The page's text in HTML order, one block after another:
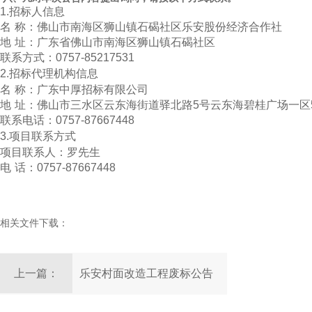
1.招标 人信息
名 称：佛山市南海区狮山镇石碣社区乐安股份经济合作社
地 址：广东省佛山市南海区狮山镇石碣社区
联系方式： 0757-85217531
2.招标代理机构信息
名 称：广东中厚招标有限公司
地 址：佛山市三水区云东海街道驿北路5号云东海碧桂广场一区
联系电话： 0757-87667448
3.项目联系方式
项目联系人： 罗先生
电 话： 0757-87667448
相关文件下载：
上一篇： 乐安村面改造工程废标公告